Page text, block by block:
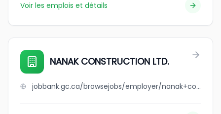
Voir les emplois et détails
NANAK CONSTRUCTION LTD.
jobbank.gc.ca/browsejobs/employer/nanak+construction+ltd./ca